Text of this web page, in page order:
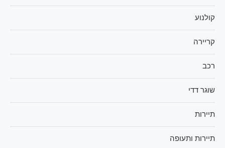
קולנוע
קריירה
רכב
שוגר דדי
תיירות
תיירות ותעופה